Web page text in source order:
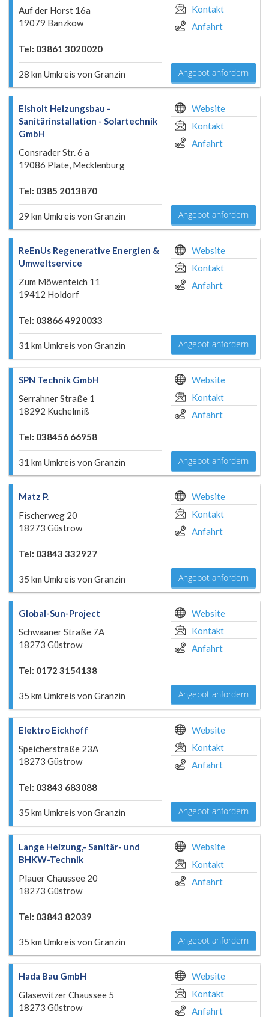
Auf der Horst 16a
19079 Banzkow
Tel: 03861 3020020
28 km Umkreis von Granzin
Kontakt
Anfahrt
Angebot anfordern
Elsholt Heizungsbau -
Sanitärinstallation - Solartechnik
GmbH
Consrader Str. 6 a
19086 Plate, Mecklenburg
Tel: 0385 2013870
29 km Umkreis von Granzin
Website
Kontakt
Anfahrt
Angebot anfordern
ReEnUs Regenerative Energien &
Umweltservice
Zum Möwenteich 11
19412 Holdorf
Tel: 03866 4920033
31 km Umkreis von Granzin
Website
Kontakt
Anfahrt
Angebot anfordern
SPN Technik GmbH
Serrahner Straße 1
18292 Kuchelmiß
Tel: 038456 66958
31 km Umkreis von Granzin
Website
Kontakt
Anfahrt
Angebot anfordern
Matz P.
Fischerweg 20
18273 Güstrow
Tel: 03843 332927
35 km Umkreis von Granzin
Website
Kontakt
Anfahrt
Angebot anfordern
Global-Sun-Project
Schwaaner Straße 7A
18273 Güstrow
Tel: 0172 3154138
35 km Umkreis von Granzin
Website
Kontakt
Anfahrt
Angebot anfordern
Elektro Eickhoff
Speicherstraße 23A
18273 Güstrow
Tel: 03843 683088
35 km Umkreis von Granzin
Website
Kontakt
Anfahrt
Angebot anfordern
Lange Heizung,- Sanitär- und
BHKW-Technik
Plauer Chaussee 20
18273 Güstrow
Tel: 03843 82039
35 km Umkreis von Granzin
Website
Kontakt
Anfahrt
Angebot anfordern
Hada Bau GmbH
Glasewitzer Chaussee 5
18273 Güstrow
Website
Kontakt
Anfahrt